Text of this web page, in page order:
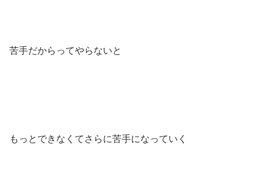
苦手だからってやらないと
もっとできなくてさらに苦手になっていく